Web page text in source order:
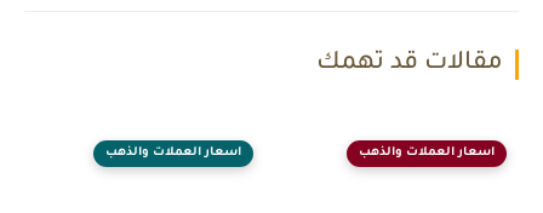
مقالات قد تهمك
اسعار العملات والذهب اسعار العملات والذهب